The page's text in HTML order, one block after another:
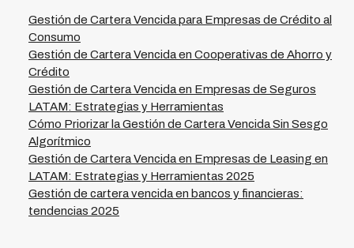
de automatización (que reduce 70% de costos) con
decisiones basadas en datos asegura que mientras
creces 3-4x en cartera, tu equipo de cobranza y costos
crecen proporcionalmente menos, manteniendo
márgenes saludables.
Gestión de Cartera Vencida para Empresas de Crédito al
Consumo
Gestión de Cartera Vencida en Cooperativas de Ahorro y
Crédito
Gestión de Cartera Vencida en Empresas de Seguros
LATAM: Estrategias y Herramientas
Cómo Priorizar la Gestión de Cartera Vencida Sin Sesgo
Algorítmico
Gestión de Cartera Vencida en Empresas de Leasing en
LATAM: Estrategias y Herramientas 2025
Gestión de cartera vencida en bancos y financieras:
tendencias 2025